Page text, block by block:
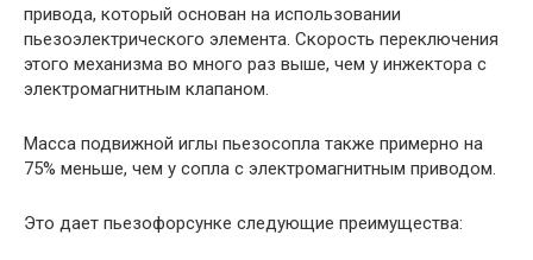
привода, который основан на использовании
пьезоэлектрического элемента. Скорость переключения
этого механизма во много раз выше, чем у инжектора с
электромагнитным клапаном.
Масса подвижной иглы пьезосопла также примерно на
75% меньше, чем у сопла с электромагнитным приводом.
Это дает пьезофорсунке следующие преимущества: